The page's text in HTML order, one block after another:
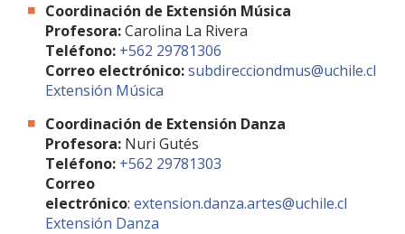
Académicas/os Egresadas/os
Coordinación de Extensión Música
Profesora:Carolina La Rivera
Teléfono: +562 29781306
Correo electrónico:subdirecciondmus@uchile.cl
Extensión Música
Coordinación de Extensión Danza
Profesora: Nuri Gutés
Teléfono: +562 29781303
Correo
electrónico: extension.danza.artes@uchile.cl
Extensión Danza